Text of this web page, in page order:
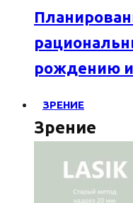
рождению
ЗРЕНИЕ
Зрение